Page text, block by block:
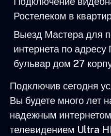
Ростелеком в
Выезд Мастера для
интернета по адресу
бульвар дом 27
Подключив сегодня
Вы будете много лет
надежным
телевидением Ultra